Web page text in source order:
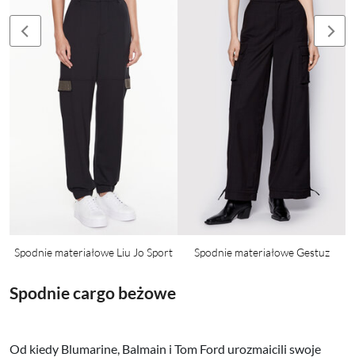
Spodnie materiałowe Liu Jo Sport Spodnie materiałowe Gestuz
Spodnie cargo beżowe
Od kiedy Blumarine, Balmain i Tom Ford urozmaicili swoje